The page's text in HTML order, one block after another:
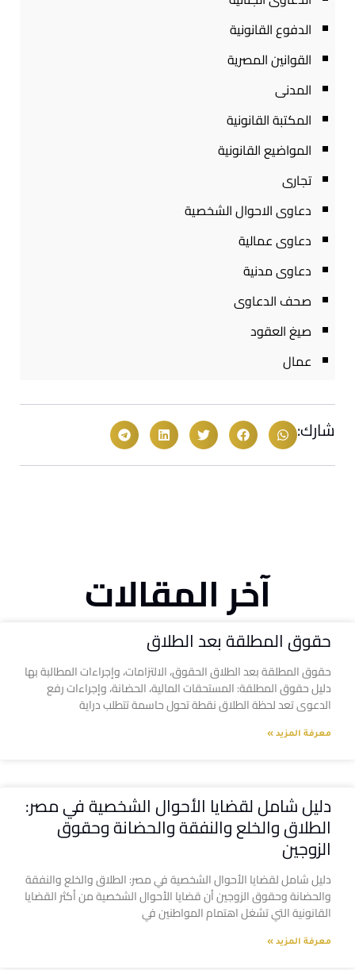
الدفوع القانونية
القوانين المصرية
المدنى
المكتبة القانونية
المواضيع القانونية
تجارى
دعاوى الاحوال الشخصية
دعاوى عمالية
دعاوى مدنية
صحف الدعاوى
صيغ العقود
عمال
شارك:
آخر المقالات
حقوق المطلقة بعد الطلاق
حقوق المطلقة بعد الطلاق الحقوق، الالتزامات، وإجراءات المطالبة بها
دليل حقوق المطلقة: المستحقات المالية، الحضانة، وإجراءات رفع
الدعوى تعد لحظة الطلاق نقطة تحول حاسمة تتطلب دراية
معرفة المزيد »
دليل شامل لقضايا الأحوال الشخصية في مصر:
الطلاق والخلع والنفقة والحضانة وحقوق
الزوجين
دليل شامل لقضايا الأحوال الشخصية في مصر: الطلاق والخلع والنفقة
والحضانة وحقوق الزوجين أن قضايا الأحوال الشخصية من أكثر القضايا
القانونية التي تشغل اهتمام المواطنين في
معرفة المزيد »